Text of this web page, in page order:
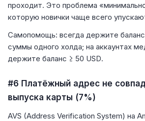
проходит. Это проблема
которую новички чаще всего
Самопомощь: всегда держите
суммы одного холда; на аккаунтах
держите баланс ≥ 50 USD.
#6 Платёжный адрес не
выпуска карты (7%)
AVS (Address Verification System) на